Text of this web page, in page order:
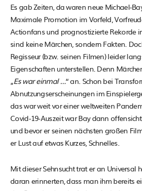
Es gab Zeiten, da waren neue Michael-
Maximale Promotion im Vorfeld,
Actionfans und prognostizierte Rekorde
sind keine Märchen, sondern Fakten.
Regisseur (bzw. seinen Filmen) leider
Eigenschaften unterstellen. Denn
„Es war einmal …“ an. Schon bei
Abnutzungserscheinungen im
das war weit vor einer weltweiten
Covid-19-Auszeit war Bay dann
und bevor er seinen nächsten großen
er Lust auf etwas Kurzes, Schnelles.
Mit dieser Sehnsucht trat er an Universal
daran erinnerten, dass man ihm bereits